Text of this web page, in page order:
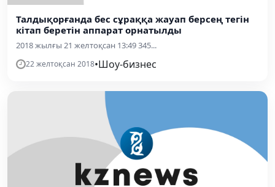
Талдықорғанда бес сұраққа жауап берсең тегін
кітап беретін аппарат орнатылды
2018 жылғы 21 желтоқсан 13:49 345...
22 желтоқсан 2018•Шоу-бизнес